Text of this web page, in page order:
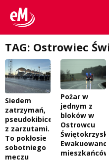
TAG: Ostrowiec
Siedem
zatrzymań,
pseudokibice
z zarzutami.
To pokłosie
sobotniego
meczu
Pożar w
jednym z
bloków w
Ostrowcu
Ewakuowano
mieszkańców